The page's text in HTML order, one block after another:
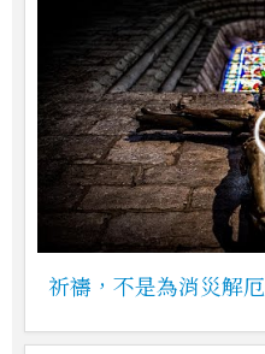
祈禱，不是為消災解厄